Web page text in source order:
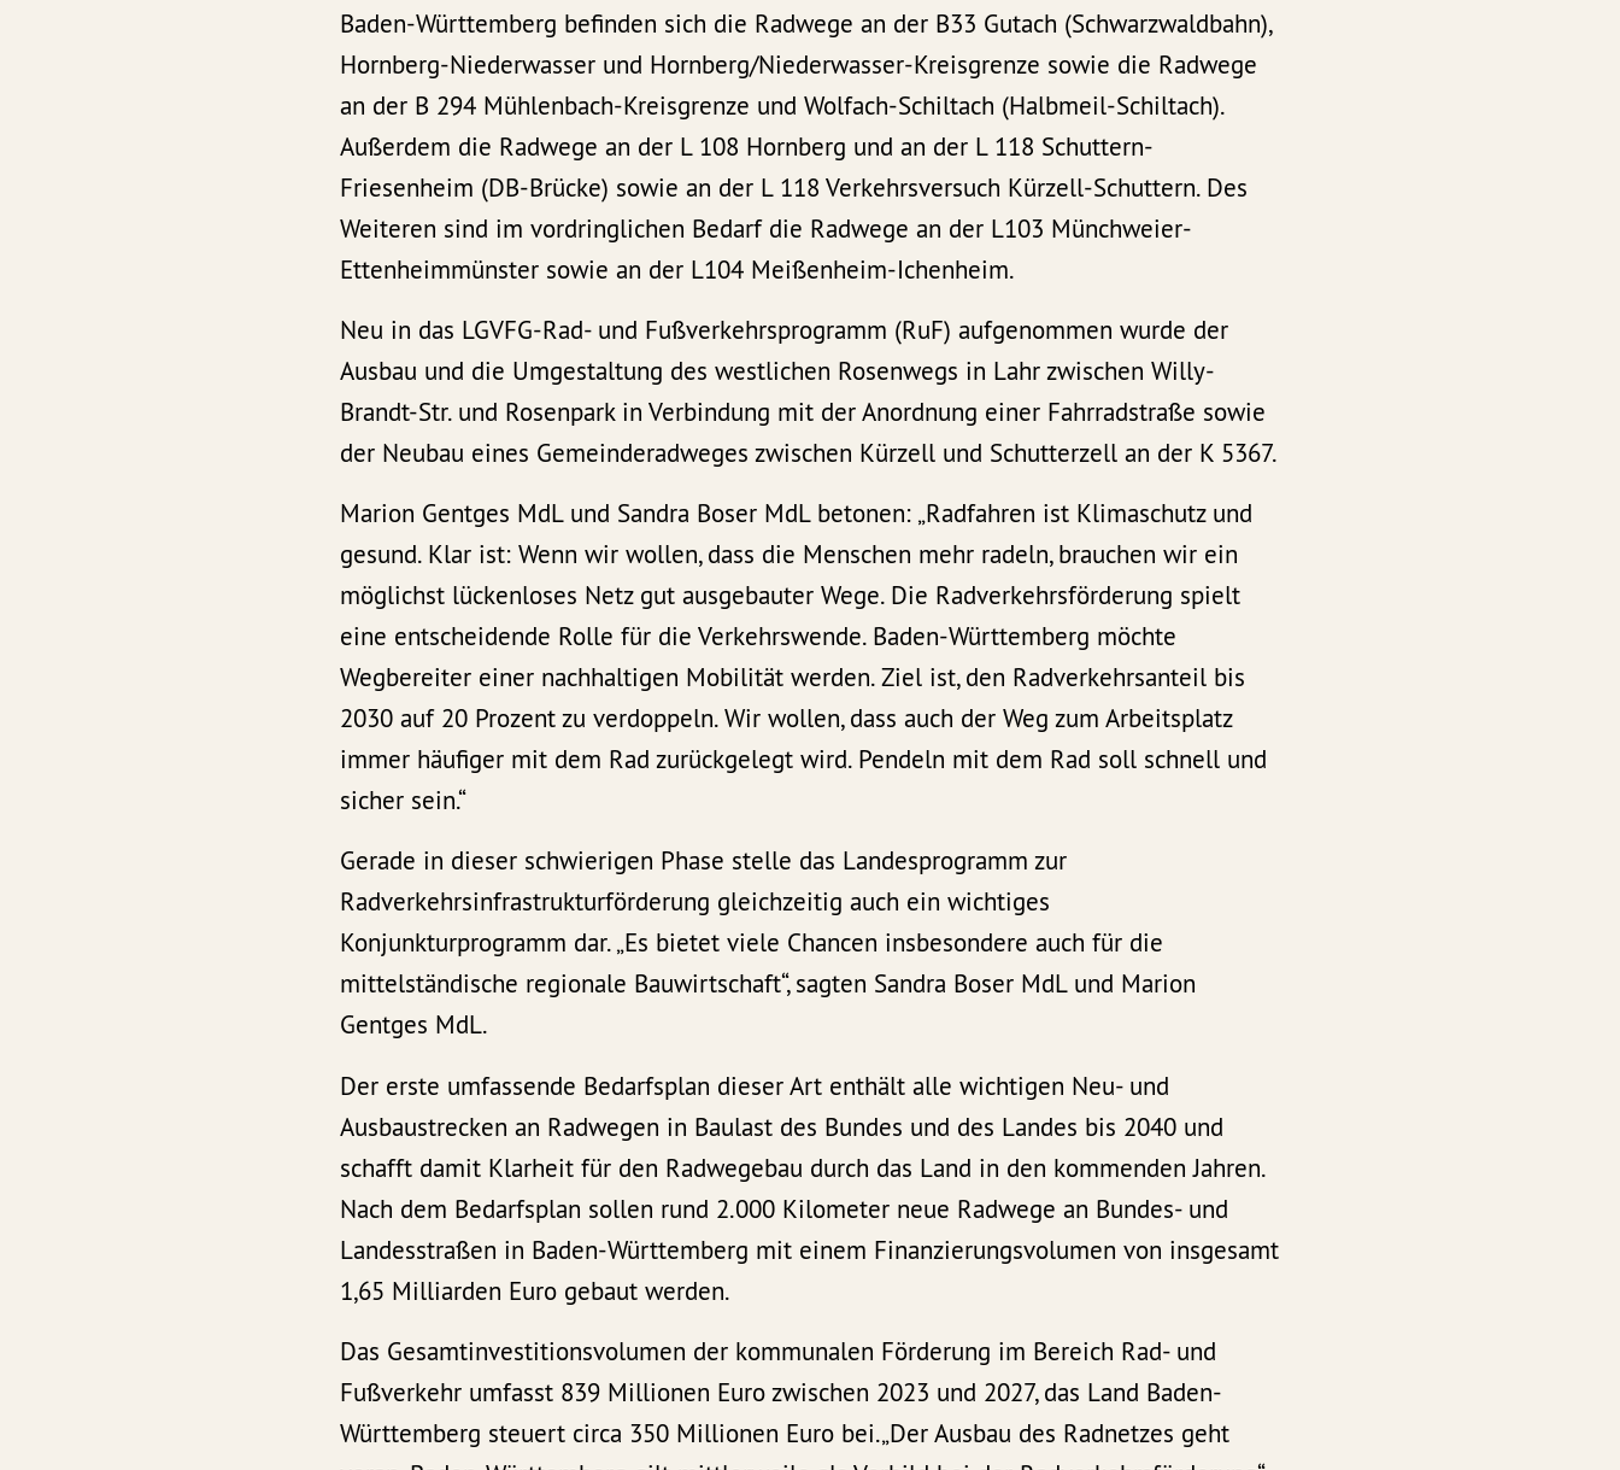
Baden-Württemberg befinden sich die Radwege an der B33 Gutach (Schwarzwaldbahn),
Hornberg-Niederwasser und Hornberg/Niederwasser-Kreisgrenze sowie die Radwege
an der B 294 Mühlenbach-Kreisgrenze und Wolfach-Schiltach (Halbmeil-Schiltach).
Außerdem die Radwege an der L 108 Hornberg und an der L 118 Schuttern-
Friesenheim (DB-Brücke) sowie an der L 118 Verkehrsversuch Kürzell-Schuttern. Des
Weiteren sind im vordringlichen Bedarf die Radwege an der L103 Münchweier-
Ettenheimmünster sowie an der L104 Meißenheim-Ichenheim.
Neu in das LGVFG-Rad- und Fußverkehrsprogramm (RuF) aufgenommen wurde der
Ausbau und die Umgestaltung des westlichen Rosenwegs in Lahr zwischen Willy-
Brandt-Str. und Rosenpark in Verbindung mit der Anordnung einer Fahrradstraße sowie
der Neubau eines Gemeinderadweges zwischen Kürzell und Schutterzell an der K 5367.
Marion Gentges MdL und Sandra Boser MdL betonen: „Radfahren ist Klimaschutz und
gesund. Klar ist: Wenn wir wollen, dass die Menschen mehr radeln, brauchen wir ein
möglichst lückenloses Netz gut ausgebauter Wege. Die Radverkehrsförderung spielt
eine entscheidende Rolle für die Verkehrswende. Baden-Württemberg möchte
Wegbereiter einer nachhaltigen Mobilität werden. Ziel ist, den Radverkehrsanteil bis
2030 auf 20 Prozent zu verdoppeln. Wir wollen, dass auch der Weg zum Arbeitsplatz
immer häufiger mit dem Rad zurückgelegt wird. Pendeln mit dem Rad soll schnell und
sicher sein.“
Gerade in dieser schwierigen Phase stelle das Landesprogramm zur
Radverkehrsinfrastrukturförderung gleichzeitig auch ein wichtiges
Konjunkturprogramm dar. „Es bietet viele Chancen insbesondere auch für die
mittelständische regionale Bauwirtschaft“, sagten Sandra Boser MdL und Marion
Gentges MdL.
Der erste umfassende Bedarfsplan dieser Art enthält alle wichtigen Neu- und
Ausbaustrecken an Radwegen in Baulast des Bundes und des Landes bis 2040 und
schafft damit Klarheit für den Radwegebau durch das Land in den kommenden Jahren.
Nach dem Bedarfsplan sollen rund 2.000 Kilometer neue Radwege an Bundes- und
Landesstraßen in Baden-Württemberg mit einem Finanzierungsvolumen von insgesamt
1,65 Milliarden Euro gebaut werden.
Das Gesamtinvestitionsvolumen der kommunalen Förderung im Bereich Rad- und
Fußverkehr umfasst 839 Millionen Euro zwischen 2023 und 2027, das Land Baden-
Württemberg steuert circa 350 Millionen Euro bei.„Der Ausbau des Radnetzes geht